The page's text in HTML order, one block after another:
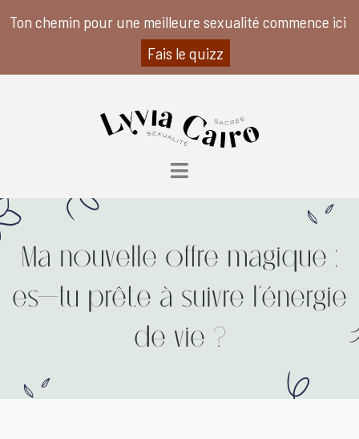
Ma nouvelle offre magique :
es-tu prêt.e à suivre l’énergie
de vie ?
Ton chemin pour une meilleure sexualité commence ici
Fais le quizz